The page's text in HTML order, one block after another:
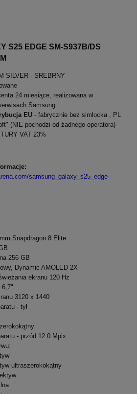
S25 EDGE SM-S937B/DS
SILVER - SREBRNY
24 miesiące, realizowana w
Samsung
EU - fabrycznie bez simlocka , PL
(NIE pochodzi od żadnego operatora)
VAT 23%
samsung_galaxy_s25_edge-
Snapdragon 8 Elite
256 GB
Dynamic AMOLED 2X
ekranu 120 Hz
6,7"
3120 x 1440
- tył
- przód 12.0 Mpix
ultraszerokokątny